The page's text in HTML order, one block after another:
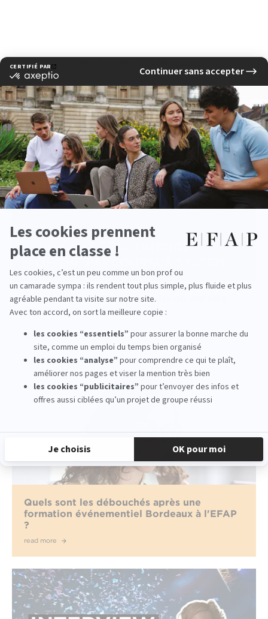
See other news
Back to school 2026 - Admission outside
Parcoursup at EFAP!
read more
Quels sont les débouchés après une
formation événementiel Bordeaux à l'EFAP
?
read more